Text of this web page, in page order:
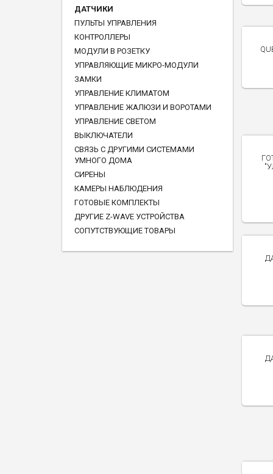
ДАТЧИКИ
ПУЛЬТЫ УПРАВЛЕНИЯ
КОНТРОЛЛЕРЫ
МОДУЛИ В РОЗЕТКУ
УПРАВЛЯЮЩИЕ МИКРО-МОДУЛИ
ЗАМКИ
УПРАВЛЕНИЕ КЛИМАТОМ
УПРАВЛЕНИЕ ЖАЛЮЗИ И ВОРОТАМИ
УПРАВЛЕНИЕ СВЕТОМ
ВЫКЛЮЧАТЕЛИ
СВЯЗЬ С ДРУГИМИ СИСТЕМАМИ
УМНОГО ДОМА
СИРЕНЫ
КАМЕРЫ НАБЛЮДЕНИЯ
ГОТОВЫЕ КОМПЛЕКТЫ
ДРУГИЕ Z-WAVE УСТРОЙСТВА
СОПУТСТВУЮЩИЕ ТОВАРЫ